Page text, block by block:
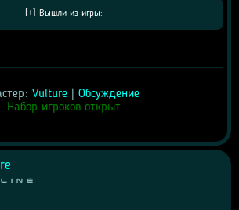
Vulture
Обсуждение
Набор игроков открыт